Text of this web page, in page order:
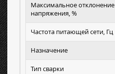
Максимальное отклонение
напряжения, %
Частота питающей сети, Гц
Назначение
Тип сварки